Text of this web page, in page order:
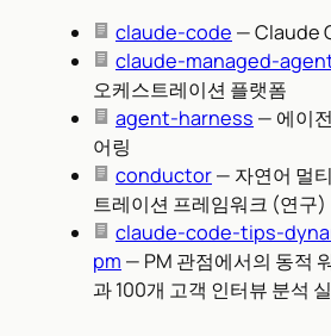
claude-code — Claude
claude-managed-
오케스트레이션 플랫폼
agent-harness — 에이
어링
conductor— 자연어 멀
트레이션 프레임워크 (연구)
claude-code-tips-
pm — PM 관점에서의 동적
과 100개 고객 인터뷰 분석